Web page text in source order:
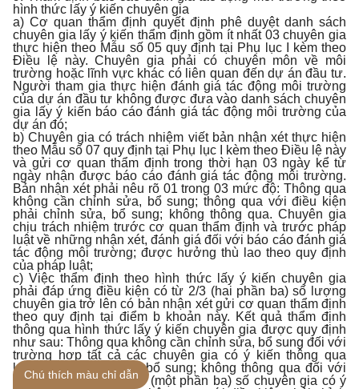
hình thức lấy ý kiến chuyên gia
a) Cơ quan thẩm định quyết định phê duyệt danh sách
chuyên gia lấy ý kiến thẩm định gồm ít nhất 03 chuyên gia
thực hiện theo Mẫu số 05 quy định tại Phụ lục I kèm theo
Điều lệ này. Chuyên gia phải có chuyên môn về môi
trường hoặc lĩnh vực khác có liên quan đến dự án đầu tư.
Người tham gia thực hiện đánh giá tác động môi trường
của dự án đầu tư không được đưa vào danh sách chuyên
gia lấy ý kiến báo cáo đánh giá tác động môi trường của
dự án đó;
b) Chuyên gia có trách nhiệm viết bản nhận xét thực hiện
theo Mẫu số 07 quy định tại Phụ lục I kèm theo Điều lệ này
và gửi cơ quan thẩm định trong thời hạn 03 ngày kể từ
ngày nhận được báo cáo đánh giá tác động môi trường.
Bản nhận xét phải nêu rõ 01 trong 03 mức độ: Thông qua
không cần chỉnh sửa, bổ sung; thông qua với điều kiện
phải chỉnh sửa, bổ sung; không thông qua. Chuyên gia
chịu trách nhiệm trước cơ quan thẩm định và trước pháp
luật về những nhận xét, đánh giá đối với báo cáo đánh giá
tác động môi trường; được hưởng thù lao theo quy định
của pháp luật;
c) Việc thẩm định theo hình thức lấy ý kiến chuyên gia
phải đáp ứng điều kiện có từ 2/3 (hai phần ba) số lượng
chuyên gia trở lên có bản nhận xét gửi cơ quan thẩm định
theo quy định tại điểm b khoản này. Kết quả thẩm định
thông qua hình thức lấy ý kiến chuyên gia được quy định
như sau: Thông qua không cần chỉnh sửa, bổ sung đối với
trường hợp tất cả các chuyên gia có ý kiến thông qua
không cần chỉnh sửa, bổ sung; không thông qua đối với
trường hợp có trên 1/3 (một phần ba) số chuyên gia có ý
Chú thích màu chỉ dẫn